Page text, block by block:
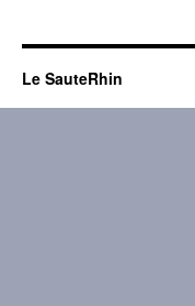
Le SauteRhin